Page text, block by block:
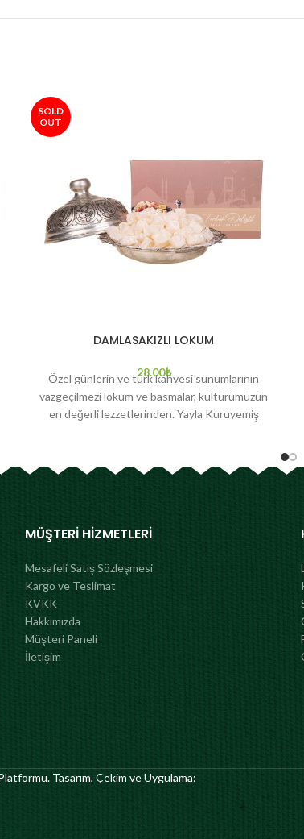
SOLD
OUT
DAMLASAKIZLI LOKUM
28.00₺
Özel günlerin ve türk kahvesi sunumlarının
vazgeçilmezi lokum ve basmalar, kültürümüzün
en değerli lezzetlerinden. Yayla Kuruyemiş
toz şekerden üretilmiştir. Glikoz içermez.
MÜŞTERI HIZMETLERI
Mesafeli Satış Sözleşmesi
Kargo ve Teslimat
KVKK
Hakkımızda
Müşteri Paneli
İletişim
Tasarım, Çekim ve Uygulama: